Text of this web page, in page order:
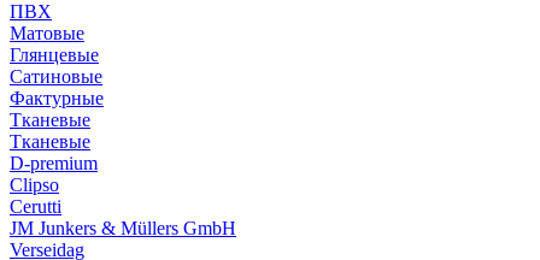
ПВХ
Матовые
Глянцевые
Сатиновые
Фактурные
Тканевые
Тканевые
D-premium
Clipso
Cerutti
JM Junkers & Müllers GmbH
Verseidag